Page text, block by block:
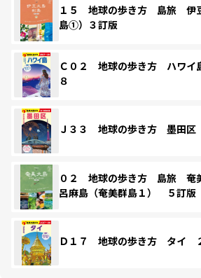
１５ 地球の歩き方 島旅 伊
島①）３訂版
Ｃ０２ 地球の歩き方 ハワイ
８
Ｊ３３ 地球の歩き方 墨田区
０２ 地球の歩き方 島旅 奄
呂麻島（奄美群島１） ５訂版
Ｄ１７ 地球の歩き方 タイ